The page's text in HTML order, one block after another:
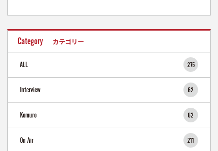
Category カテゴリー
ALL 275
Interview 62
Komuro 62
On Air 211